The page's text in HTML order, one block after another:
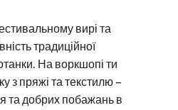
вирі та
традиційної
На воркшопі ти
з пряжі та текстилю –
та добрих побажань в